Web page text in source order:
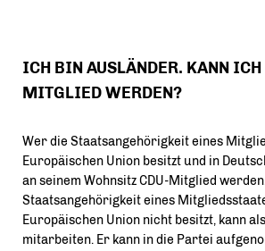
ICH BIN AUSLÄNDER. KANN ICH
MITGLIED WERDEN?
Wer die Staatsangehörigkeit eines
Europäischen Union besitzt und in
an seinem Wohnsitz CDU-Mitglied
Staatsangehörigkeit eines
Europäischen Union nicht besitzt, kann
mitarbeiten. Er kann in die Partei